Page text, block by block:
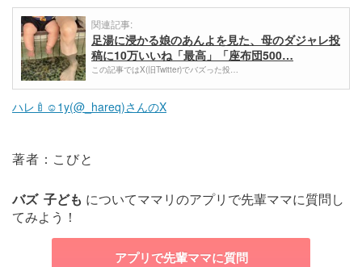
関連記事:
足湯に浸かる娘のあんよを見た、母のダジャレ投
稿に10万いいね「最高」「座布団500…
この記事ではX(旧Twitter)でバズった投…
ハレ🍼︎︎☺︎1y(@_hareq)さんのX
著者：こびと
バズ 子ども についてママリのアプリで先輩ママに質問し
てみよう！
アプリで先輩ママに質問